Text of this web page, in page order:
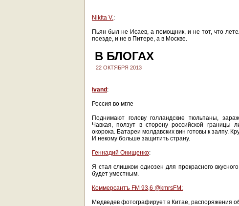
Nikita V.:
Пьян был не Исаев, а помощник, и не тот, что
поезде, и не в Питере, а в Москве.
В БЛОГАХ
22 ОКТЯБРЯ 2013
ivand :
Россия во мгле
Поднимают голову голландские тюльпаны,
Чавкая, ползут в сторону российской границы
окорока. Батареи молдавских вин готовы к залпу.
И некому больше защитить страну.
Геннадий Онищенко:
Я стал слишком одиозен для прекрасного
будет уместным.
Коммерсантъ FM 93,6 ‏@kmrsFM:
Медведев фотографирует в Китае, распоряжения